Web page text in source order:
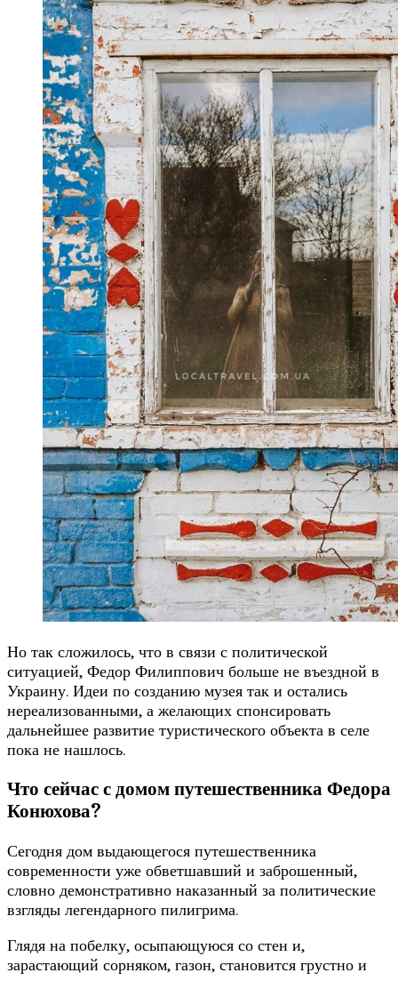
Но так сложилось, что в связи с политической
ситуацией, Федор Филиппович больше не въездной в
Украину. Идеи по созданию музея так и остались
нереализованными, а желающих спонсировать
дальнейшее развитие туристического объекта в селе
пока не нашлось.
Что сейчас с домом путешественника Федора
Конюхова?
Сегодня дом выдающегося путешественника
современности уже обветшавший и заброшенный,
словно демонстративно наказанный за политические
взгляды легендарного пилигрима.
Глядя на побелку, осыпающуюся со стен и,
зарастающий сорняком, газон, становится грустно и